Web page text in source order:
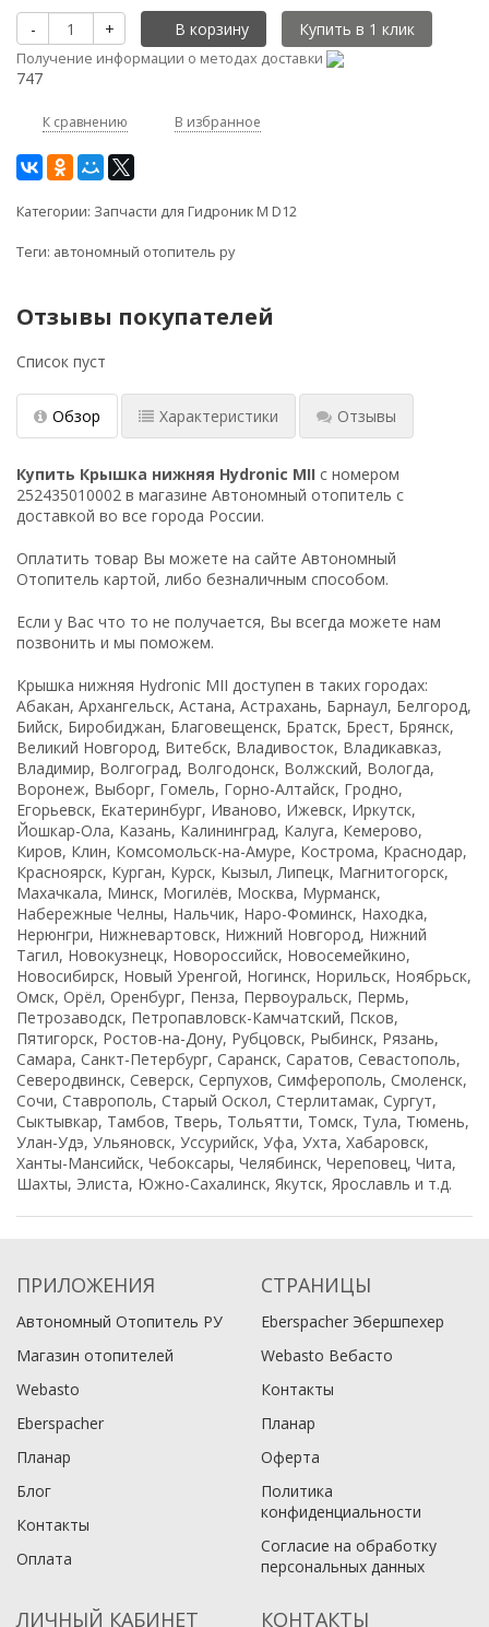
- + В корзину
Получение информации о методах доставки
747
К сравнению В избранное
Категории: Запчасти для Гидроник M D12
Теги: автономный отопитель ру
Отзывы покупателей
Список пуст
Обзор Характеристики Отзывы
Купить Крышка нижняя Hydronic MII с номером
252435010002 в магазине Автономный отопитель с
доставкой во все города России.
Оплатить товар Вы можете на сайте Автономный
Отопитель картой, либо безналичным способом.
Если у Вас что то не получается, Вы всегда можете нам
позвонить и мы поможем.
Крышка нижняя Hydronic MII доступен в таких городах:
Абакан, Архангельск, Астана, Астрахань, Барнаул, Белгород,
Бийск, Биробиджан, Благовещенск, Братск, Брест, Брянск,
Великий Новгород, Витебск, Владивосток, Владикавказ,
Владимир, Волгоград, Волгодонск, Волжский, Вологда,
Воронеж, Выборг, Гомель, Горно-Алтайск, Гродно,
Егорьевск, Екатеринбург, Иваново, Ижевск, Иркутск,
Йошкар-Ола, Казань, Калининград, Калуга, Кемерово,
Киров, Клин, Комсомольск-на-Амуре, Кострома, Краснодар,
Красноярск, Курган, Курск, Кызыл, Липецк, Магнитогорск,
Махачкала, Минск, Могилёв, Москва, Мурманск,
Набережные Челны, Нальчик, Наро-Фоминск, Находка,
Нерюнгри, Нижневартовск, Нижний Новгород, Нижний
Тагил, Новокузнецк, Новороссийск, Новосемейкино,
Новосибирск, Новый Уренгой, Ногинск, Норильск, Ноябрьск,
Омск, Орёл, Оренбург, Пенза, Первоуральск, Пермь,
Петрозаводск, Петропавловск-Камчатский, Псков,
Пятигорск, Ростов-на-Дону, Рубцовск, Рыбинск, Рязань,
Самара, Санкт-Петербург, Саранск, Саратов, Севастополь,
Северодвинск, Северск, Серпухов, Симферополь, Смоленск,
Сочи, Ставрополь, Старый Оскол, Стерлитамак, Сургут,
Сыктывкар, Тамбов, Тверь, Тольятти, Томск, Тула, Тюмень,
Улан-Удэ, Ульяновск, Уссурийск, Уфа, Ухта, Хабаровск,
Ханты-Мансийск, Чебоксары, Челябинск, Череповец, Чита,
Шахты, Элиста, Южно-Сахалинск, Якутск, Ярославль и т.д.
ПРИЛОЖЕНИЯ
Автономный Отопитель РУ
Магазин отопителей
Webasto
Eberspacher
Планар
Блог
Контакты
Оплата
СТРАНИЦЫ
Eberspacher Эбершпехер
Webasto Вебасто
Контакты
Планар
Оферта
Политика
конфиденциальности
Согласие на обработку
персональных данных
ЛИЧНЫЙ КАБИНЕТ КОНТАКТЫ